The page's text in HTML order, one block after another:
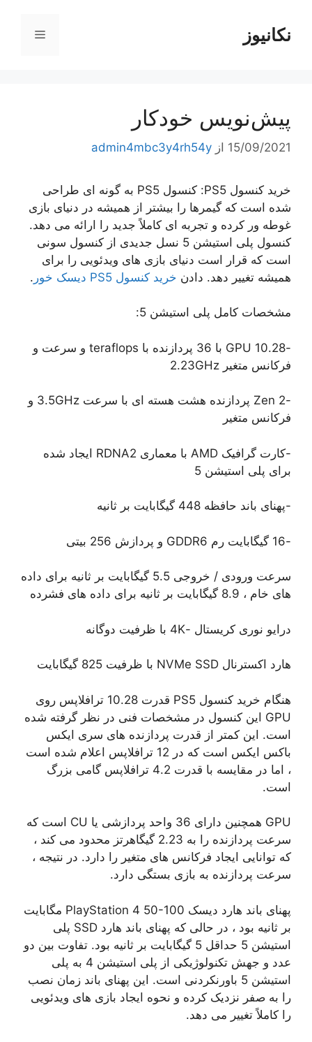
محتوانکانیوز فهرست
پیش‌نویس خودکار
15/09/2021 از admin4mbc3y4rh54y
خرید کنسول PS5: کنسول PS5 به گونه ای طراحی
شده است که گیمرها را بیشتر از همیشه در دنیای بازی
غوطه ور کرده و تجربه ای کاملاً جدید را ارائه می دهد.
کنسول پلی استیشن 5 نسل جدیدی از کنسول سونی
است که قرار است دنیای بازی های ویدئویی را برای
همیشه تغییر دهد. دادن خرید کنسول PS5 دیسک خور .
مشخصات کامل پلی استیشن 5:
-10.28 GPU با 36 پردازنده با teraflops و سرعت و
فرکانس متغیر 2.23GHz
-Zen 2 پردازنده هشت هسته ای با سرعت 3.5GHz و
فرکانس متغیر
-کارت گرافیک AMD با معماری RDNA2 ایجاد شده
برای پلی استیشن 5
-پهنای باند حافظه 448 گیگابایت بر ثانیه
-16 گیگابایت رم GDDR6 و پردازش 256 بیتی
سرعت ورودی / خروجی 5.5 گیگابایت بر ثانیه برای داده
های خام ، 8.9 گیگابایت بر ثانیه برای داده های فشرده
درایو نوری کریستال -4K با ظرفیت دوگانه
هارد اکسترنال NVMe SSD با ظرفیت 825 گیگابایت
هنگام خرید کنسول PS5 قدرت 10.28 ترافلاپس روی
GPU این کنسول در مشخصات فنی در نظر گرفته شده
است. این کمتر از قدرت پردازنده های سری ایکس
باکس ایکس است که در 12 ترافلاپس اعلام شده است
، اما در مقایسه با قدرت 4.2 ترافلاپس گامی بزرگ
است.
GPU همچنین دارای 36 واحد پردازشی یا CU است که
سرعت پردازنده را به 2.23 گیگاهرتز محدود می کند ،
که توانایی ایجاد فرکانس های متغیر را دارد. در نتیجه ،
سرعت پردازنده به بازی بستگی دارد.
پهنای باند هارد دیسک PlayStation 4 50-100 مگابایت
بر ثانیه بود ، در حالی که پهنای باند هارد SSD پلی
استیشن 5 حداقل 5 گیگابایت بر ثانیه بود. تفاوت بین دو
عدد و جهش تکنولوژیکی از پلی استیشن 4 به پلی
استیشن 5 باورنکردنی است. این پهنای باند زمان نصب
را به صفر نزدیک کرده و نحوه ایجاد بازی های ویدئویی
را کاملاً تغییر می دهد.